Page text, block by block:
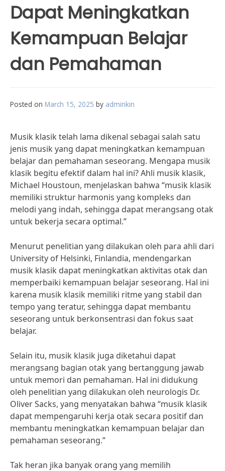
Dapat Meningkatkan
Kemampuan Belajar
dan Pemahaman
Posted on March 15, 2025 by adminkin
Musik klasik telah lama dikenal sebagai salah satu
jenis musik yang dapat meningkatkan kemampuan
belajar dan pemahaman seseorang. Mengapa musik
klasik begitu efektif dalam hal ini? Ahli musik klasik,
Michael Houstoun, menjelaskan bahwa “musik klasik
memiliki struktur harmonis yang kompleks dan
melodi yang indah, sehingga dapat merangsang otak
untuk bekerja secara optimal.”
Menurut penelitian yang dilakukan oleh para ahli dari
University of Helsinki, Finlandia, mendengarkan
musik klasik dapat meningkatkan aktivitas otak dan
memperbaiki kemampuan belajar seseorang. Hal ini
karena musik klasik memiliki ritme yang stabil dan
tempo yang teratur, sehingga dapat membantu
seseorang untuk berkonsentrasi dan fokus saat
belajar.
Selain itu, musik klasik juga diketahui dapat
merangsang bagian otak yang bertanggung jawab
untuk memori dan pemahaman. Hal ini didukung
oleh penelitian yang dilakukan oleh neurologis Dr.
Oliver Sacks, yang menyatakan bahwa “musik klasik
dapat mempengaruhi kerja otak secara positif dan
membantu meningkatkan kemampuan belajar dan
pemahaman seseorang.”
Tak heran jika banyak orang yang memilih